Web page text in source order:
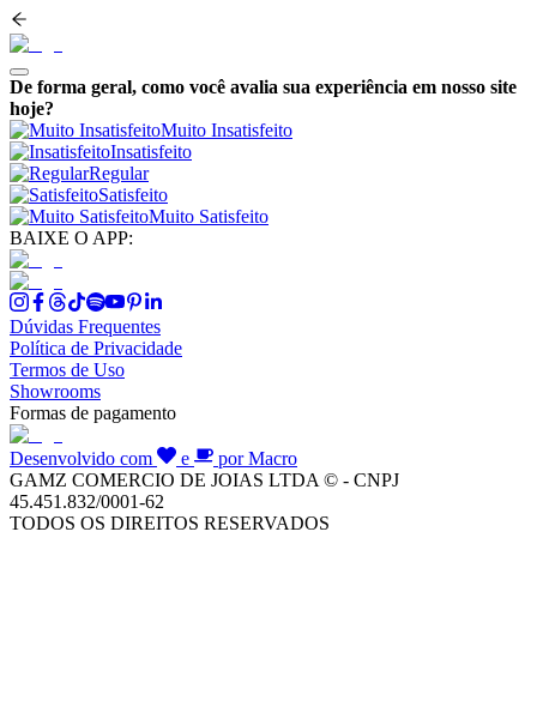
De forma geral, como você avalia sua experiência em nosso site
hoje?
Muito Insatisfeito
Insatisfeito
Regular
Satisfeito
Muito Satisfeito
BAIXE O APP:
Dúvidas Frequentes
Política de Privacidade
Termos de Uso
Showrooms
Formas de pagamento
Desenvolvido com e
por Macro
GAMZ COMERCIO DE JOIAS LTDA © - CNPJ
45.451.832/0001-62
TODOS OS DIREITOS RESERVADOS